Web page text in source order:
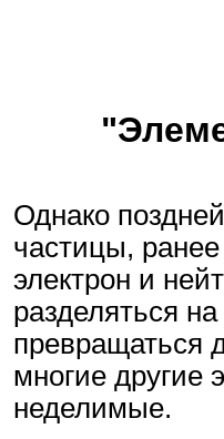
голову, к
помощью -
Nado5.ru!
Наши
помогут
Однако
частицы,
электрон и
разделяться
превращаться
многие другие
неделимые.